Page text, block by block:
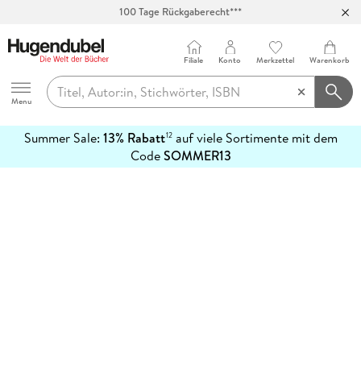
100 Tage Rückgaberecht***
Hugendubel
Menu
Filiale Konto Merkzettel Warenkorb
Summer Sale: 13% Rabatt12auf viele Sortimente mit dem
CodeSOMMER13
erfahren